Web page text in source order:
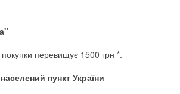
перевищує 1500 грн *.
пункт України